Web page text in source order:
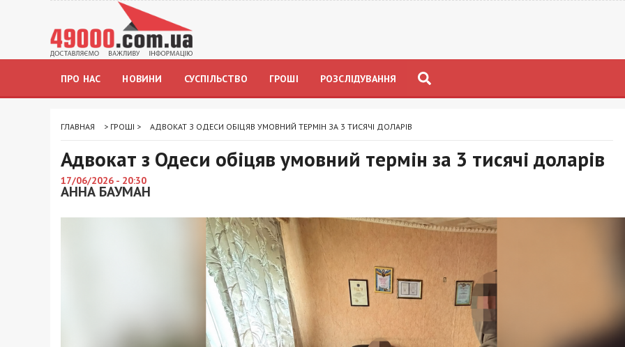
ПРО НАС НОВИНИ СУСПІЛЬСТВО ГРОШІ РОЗСЛІДУВАННЯ
ГЛАВНАЯ > ГРОШІ > АДВОКАТ З ОДЕСИ ОБІЦЯВ УМОВНИЙ ТЕРМІН ЗА 3 ТИСЯЧІ ДОЛАРІВ
Адвокат з Одеси обіцяв умовний термін за 3 тисячі доларів
17/06/2026 - 20:30
АННА БАУМАН